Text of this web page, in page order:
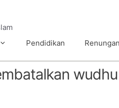
Pendidikan
wudhu